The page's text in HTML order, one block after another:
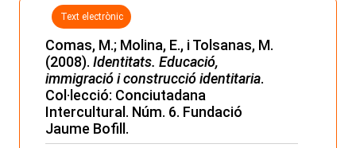
Text electrònic
Comas, M.; Molina, E., i Tolsanas, M.
(2008). Identitats. Educació,
immigració i construcció identitaria.
Col·lecció: Conciutadana
Intercultural. Núm. 6. Fundació
Jaume Bofill.